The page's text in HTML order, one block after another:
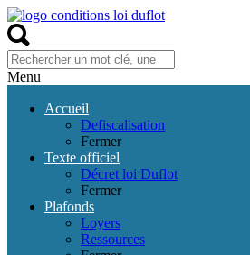
Menu
Accueil
Defiscalisation
Fermer
Texte officiel
Décret loi Duflot
Fermer
Plafonds
Loyers
Ressources